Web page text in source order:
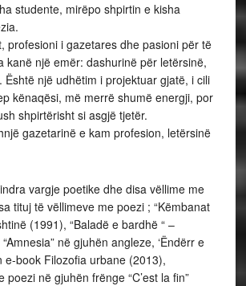
studente, mirëpo shpirtin e kisha
profesioni i gazetares dhe pasioni për të
kanë një emër: dashurinë për letërsinë,
Është një udhëtim i projektuar gjatë, i cili
kënaqësi, më merrë shumë energji, por
shpirtërisht si asgjë tjetër.
gazetarinë e kam profesion, letërsinë
vargje poetike dhe disa vëllime me
tituj të vëllimeve me poezi ; “Këmbanat
(1991), “Baladë e bardhë “ –
në gjuhën angleze, ‘Ëndërr e
e-book Filozofia urbane (2013),
poezi në gjuhën frënge “C’est la fin”